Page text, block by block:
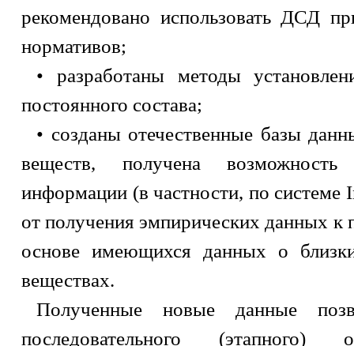
рекомендовано использовать ДСД
нормативов;
• разработаны методы
постоянного состава;
• созданы отечественные базы
веществ, получена возможность
информации (в частности, по системе
от получения эмпирических данных к
основе имеющихся данных о
веществах.
Полученные новые данные
последовательного (этапного)